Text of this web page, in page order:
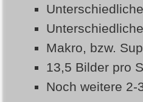
Makro, bzw.
13,5 Bilder pro
Noch weitere